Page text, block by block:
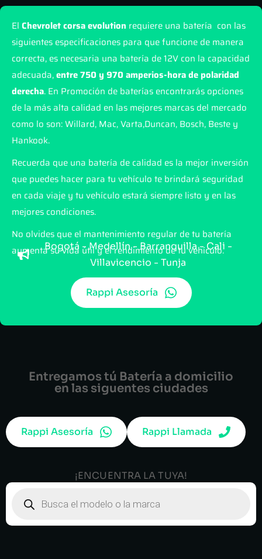
El Chevrolet corsa evolution requiere una batería con las
siguientes especificaciones para que funcione de manera
correcta, es necesaria una batería de 12V con la capacidad
adecuada,entre 750 y 970 amperios-hora de polaridad
derecha. En Promoción de baterías encontrarás opciones
de la más alta calidad en las mejores marcas del mercado
como lo son: Willard, Mac, Varta,Duncan, Bosch, Beste y
Hankook.
Recuerda que una batería de calidad es la mejor inversión
que puedes hacer para tu vehículo te brindará seguridad
en cada viaje y tu vehículo estará siempre listo y en las
mejores condiciones.
No olvides que el mantenimiento regular de tu batería
aumenta su vida útil y el rendimiento de tu vehículo.
Rappi Asesoría
Entregamos tú Batería a domicilio
en las siguentes ciudades
Bogotá - Medellín - Barranquilla - Cali -
Villavicencio - Tunja
Rappi Asesoría Rappi Llamada
¡ENCUENTRA LA TUYA!